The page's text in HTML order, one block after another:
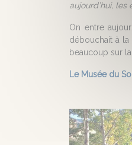
aujourd’hui,
On entre
débouchait à
beaucoup sur
Le Musée du